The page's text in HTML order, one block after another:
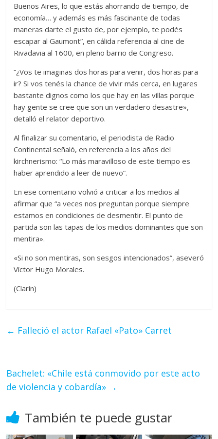
Buenos Aires, lo que estás ahorrando de tiempo, de
economía… y además es más fascinante de todas
maneras darte el gusto de, por ejemplo, te podés
escapar al Gaumont”, en cálida referencia al cine de
Rivadavia al 1600, en pleno barrio de Congreso.
“¿Vos te imaginas dos horas para venir, dos horas para
ir? Si vos tenés la chance de vivir más cerca, en lugares
bastante dignos como los que hay en las villas porque
hay gente se cree que son un verdadero desastre»,
detalló el relator deportivo.
Al finalizar su comentario, el periodista de Radio
Continental señaló, en referencia a los años del
kirchnerismo: “Lo más maravilloso de este tiempo es
haber aprendido a leer de nuevo”.
En ese comentario volvió a criticar a los medios al
afirmar que “a veces nos preguntan porque siempre
estamos en condiciones de desmentir. El punto de
partida son las tapas de los medios dominantes que son
mentira».
«Si no son mentiras, son sesgos intencionados”, aseveró
Víctor Hugo Morales.
(Clarín)
← Falleció el actor Rafael «Pato» Carret
Bachelet: «Chile está conmovido por este acto
de violencia y cobardía» →
También te puede gustar